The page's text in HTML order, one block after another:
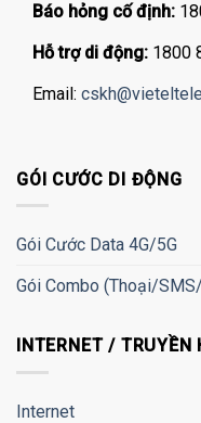
Báo hỏng cố định:
Hỗ trợ di động: 1800
Email:
GÓI CƯỚC DI ĐỘNG
Gói Cước Data 4G/5G
Gói Combo (Thoại/
INTERNET / TRUYỀN
Internet